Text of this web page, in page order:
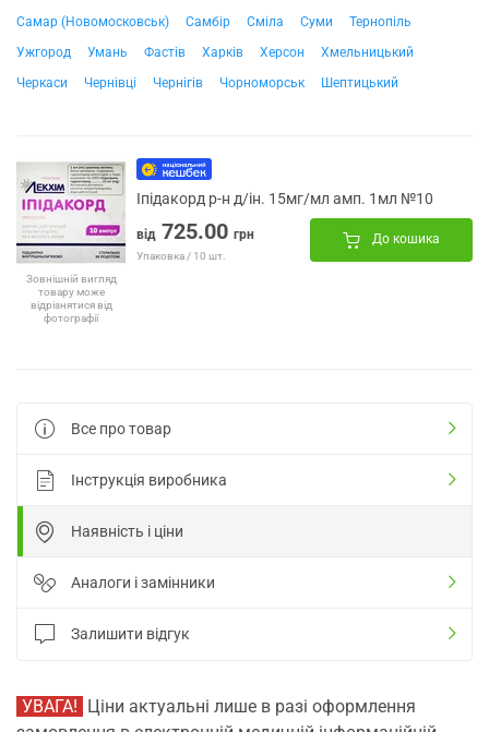
Самар (Новомосковськ)
Самбір Сміла Суми
Тернопіль
Ужгород
Умань Фастів Харків Херсон
Хмельницький
Черкаси
Чернівці Чернігів Чорноморськ Шептицький
Зовнішній вигляд
товару може
відрізнятися від
фотографії
Іпідакорд р-н д/ін. 15мг/мл амп. 1мл №10
від 725.00 грн
Упаковка / 10 шт.
До кошика
Все про товар
Інструкція виробника
Наявність і ціни
Аналоги і замінники
Залишити відгук
УВАГА! Ціни актуальні лише в разі оформлення